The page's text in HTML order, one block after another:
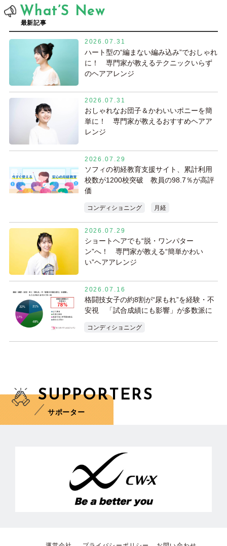
What’S New
最新記事
2026.07.31
ハート型の“編まない編み込み”でおしゃれ
に！ 専門家が教えるテクニックいらず
のヘアアレンジ
2026.07.31
おしゃれなお団子＆かわいいポニーを簡
単に！ 専門家が教えるおすすめヘアア
レンジ
2026.07.29
ソフィの初経教育支援サイト、累計利用
校数が1200校突破 教員の98.7％が高評
価
コンディショニング 月経
2026.07.29
ショートヘアでも“脱・ワンパター
ン”へ！ 専門家が教える“簡単かわい
い”ヘアアレンジ
2026.07.16
格闘技女子の約8割が“尿もれ”を経験・不
安視 「試合成績にも影響」が多数派に
コンディショニング
SUPPORTERS
サポーター